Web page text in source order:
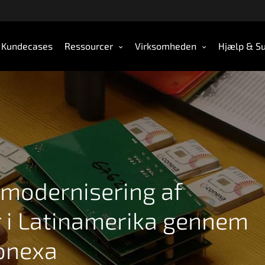
Kundecases Ressourcer Virksomheden Hjælp &
af
Latinamerika gennem